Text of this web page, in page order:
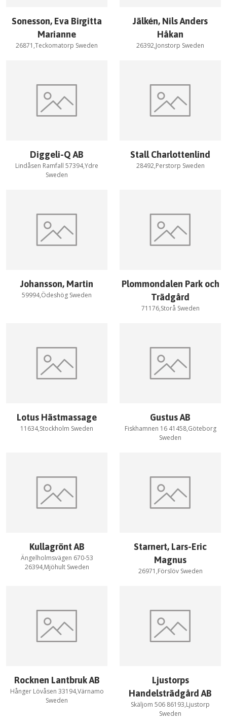
Sonesson, Eva Birgitta
Marianne
26871,Teckomatorp Sweden
Jälkén, Nils Anders
Håkan
26392,Jonstorp Sweden
Diggeli-Q AB
Lindåsen Ramfall 57394,Ydre
Sweden
Stall Charlottenlind
28492,Perstorp Sweden
Johansson, Martin
59994,Ödeshög Sweden
Plommondalen Park och
Trädgård
71176,Storå Sweden
Lotus Hästmassage
11634,Stockholm Sweden
Gustus AB
Fiskhamnen 16 41458,Göteborg
Sweden
Kullagrönt AB
Ängelholmsvägen 670-53
26394,Mjöhult Sweden
Starnert, Lars-Eric
Magnus
26971,Förslöv Sweden
Rocknen Lantbruk AB
Hånger Lövåsen 33194,Värnamo
Sweden
Ljustorps
Handelsträdgård AB
Skäljom 506 86193,Ljustorp
Sweden